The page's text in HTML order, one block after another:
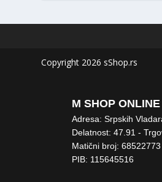
Copyright 2026 sShop.rs
M SHOP ONLINE
Adresa: Srpskih
Delatnost: 47.91 -
Matični broj: 68522773
PIB: 115645516